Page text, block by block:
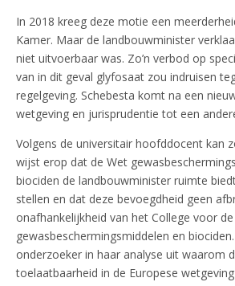
In 2018 kreeg deze motie een
Kamer. Maar de landbouwminister
niet uitvoerbaar was. Zo’n verbod op
van in dit geval glyfosaat zou indruisen
regelgeving. Schebesta komt na een
wetgeving en jurisprudentie tot een
Volgens de universitair hoofddocent kan
wijst erop dat de Wet
biociden de landbouwminister ruimte
stellen en dat deze bevoegdheid geen
onafhankelijkheid van het College voor
gewasbeschermingsmiddelen en
onderzoeker in haar analyse uit waarom
toelaatbaarheid in de Europese